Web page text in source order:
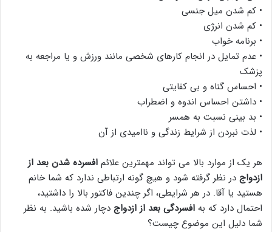
• کم شدن میل جنسی
• کم شدن انرژی
• برنامه خواب
• عدم تمایل در انجام کارهای شخصی مانند ورزش و یا مراجعه به
پزشک
• احساس گناه و بی کفایتی
• داشتن احساس اندوه و اضطراب
• بد بینی نسبت به همسر
• لذت نبردن از شرایط زندگی و ناامیدی از آن
هر یک از موارد بالا می تواند مهمترین علائم افسرده شدن بعد از
ازدواج در نظر گرفته شود و هیچ گونه ارتباطی ندارد که شما خانم
هستید یا آقا. در هر شرایطی، اگر چندین فاکتور بالا را داشتید،
احتمال دارد که به افسردگی بعد از ازدواج دچار شده باشید. به نظر
شما دلیل این موضوع چیست؟